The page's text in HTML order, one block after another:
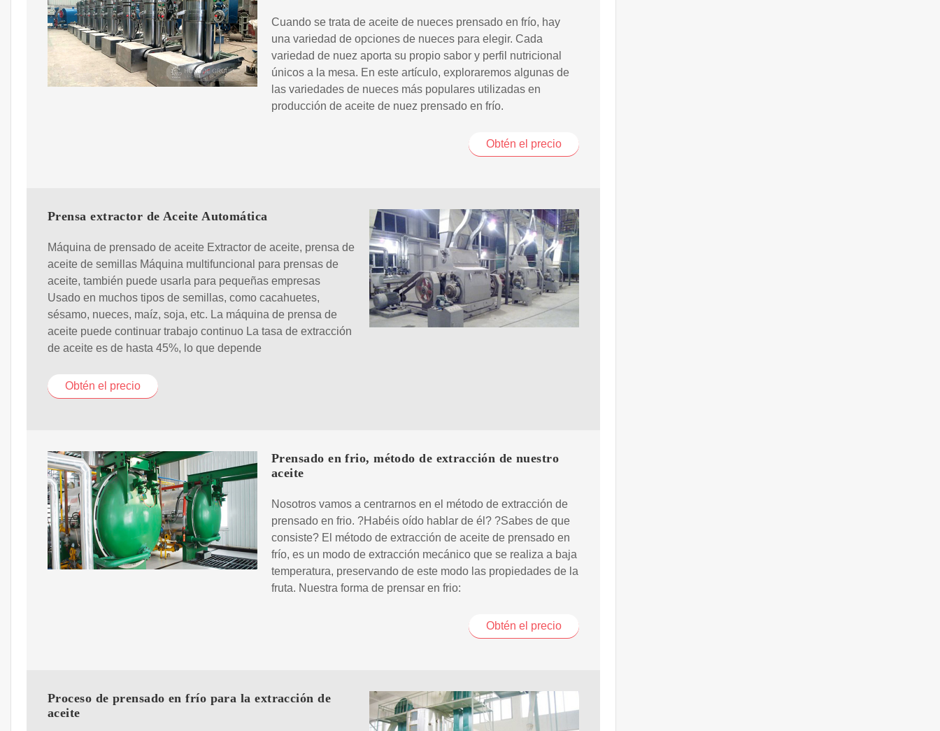
Cuando se trata de aceite de nueces prensado en frío, hay
una variedad de opciones de nueces para elegir. Cada
variedad de nuez aporta su propio sabor y perfil nutricional
únicos a la mesa. En este artículo, exploraremos algunas de
las variedades de nueces más populares utilizadas en
producción de aceite de nuez prensado en frío.
Obtén el precio
Prensa extractor de Aceite Automática
Máquina de prensado de aceite Extractor de aceite, prensa de
aceite de semillas Máquina multifuncional para prensas de
aceite, también puede usarla para pequeñas empresas
Usado en muchos tipos de semillas, como cacahuetes,
sésamo, nueces, maíz, soja, etc. La máquina de prensa de
aceite puede continuar trabajo continuo La tasa de extracción
de aceite es de hasta 45%, lo que depende
Obtén el precio
Prensado en frio, método de extracción de nuestro
aceite
Nosotros vamos a centrarnos en el método de extracción de
prensado en frio. ?Habéis oído hablar de él? ?Sabes de que
consiste? El método de extracción de aceite de prensado en
frío, es un modo de extracción mecánico que se realiza a baja
temperatura, preservando de este modo las propiedades de la
fruta. Nuestra forma de prensar en frio:
Obtén el precio
Proceso de prensado en frío para la extracción de
aceite